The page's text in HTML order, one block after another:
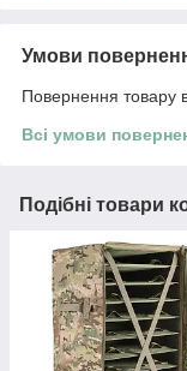
Умови
Повернення товару
Всі умови
Подібні товари